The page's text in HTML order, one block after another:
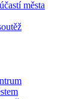
města